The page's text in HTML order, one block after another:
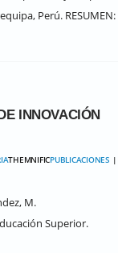
Perú. RESUMEN:
INNOVACIÓN
THEMNIFICPUBLICACIONES |
M.
Superior.